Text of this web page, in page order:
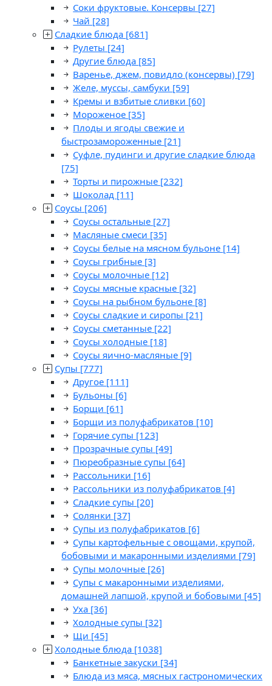
Соки фруктовые. Консервы [27]
Чай [28]
Сладкие блюда [681]
Рулеты [24]
Другие блюда [85]
Варенье, джем, повидло (консервы) [79]
Желе, муссы, самбуки [59]
Кремы и взбитые сливки [60]
Мороженое [35]
Плоды и ягоды свежие и
быстрозамороженные [21]
Суфле, пудинги и другие сладкие блюда
[75]
Торты и пирожные [232]
Шоколад [11]
Соусы [206]
Соусы остальные [27]
Масляные смеси [35]
Соусы белые на мясном бульоне [14]
Соусы грибные [3]
Соусы молочные [12]
Соусы мясные красные [32]
Соусы на рыбном бульоне [8]
Соусы сладкие и сиропы [21]
Соусы сметанные [22]
Соусы холодные [18]
Соусы яично-масляные [9]
Супы [777]
Другое [111]
Бульоны [6]
Борщи [61]
Борщи из полуфабрикатов [10]
Горячие супы [123]
Прозрачные супы [49]
Пюреобразные супы [64]
Рассольники [16]
Рассольники из полуфабрикатов [4]
Сладкие супы [20]
Солянки [37]
Супы из полуфабрикатов [6]
Супы картофельные с овощами, крупой,
бобовыми и макаронными изделиями [79]
Супы молочные [26]
Супы с макаронными изделиями,
домашней лапшой, крупой и бобовыми [45]
Уха [36]
Холодные супы [32]
Щи [45]
Холодные блюда [1038]
Банкетные закуски [34]
Блюда из мяса, мясных гастрономических